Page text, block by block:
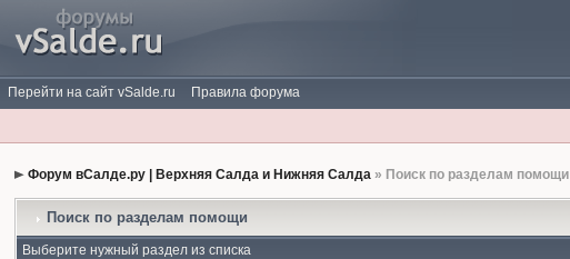
Перейти на сайт vSalde.ru Правила форума
Форум вСалде.ру | Верхняя Салда и Нижняя Салда » Поиск по разделам помощи
Поиск по разделам помощи
Выберите нужный раздел из списка